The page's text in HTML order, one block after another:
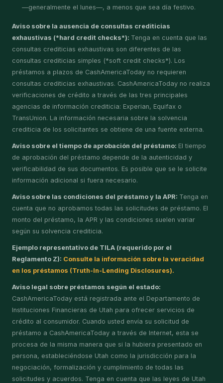
—generalmente el lunes—, a menos que sea día festivo.
Aviso sobre la ausencia de consultas crediticias
exhaustivas (*hard credit checks*): Tenga en cuenta que las
consultas crediticias exhaustivas son diferentes de las
consultas crediticias simples (*soft credit checks*). Los
préstamos a plazos de CashAmericaToday no requieren
consultas crediticias exhaustivas. CashAmericaToday no realiza
verificaciones de crédito a través de las tres principales
agencias de información crediticia: Experian, Equifax o
TransUnion. La información necesaria sobre la solvencia
crediticia de los solicitantes se obtiene de una fuente externa.
Aviso sobre el tiempo de aprobación del préstamo: El tiempo
de aprobación del préstamo depende de la autenticidad y
verificabilidad de sus documentos. Es posible que se le solicite
información adicional si fuera necesario.
Aviso sobre las condiciones del préstamo y la APR: Tenga en
cuenta que no aprobamos todas las solicitudes de préstamo. El
monto del préstamo, la APR y las condiciones suelen variar
según su solvencia crediticia.
Ejemplo representativo de TILA (requerido por el
Reglamento Z): Consulte la información sobre la veracidad
en los préstamos (Truth-In-Lending Disclosures).
Aviso legal sobre préstamos según el estado:
CashAmericaToday está registrada ante el Departamento de
Instituciones Financieras de Utah para ofrecer servicios de
crédito al consumidor. Cuando usted envía su solicitud de
préstamo a CashAmericaToday a través de Internet, esta se
procesa de la misma manera que si la hubiera presentado en
persona, estableciéndose Utah como la jurisdicción para la
negociación, formalización y cumplimiento de todas las
solicitudes y acuerdos. Tenga en cuenta que las leyes de Utah